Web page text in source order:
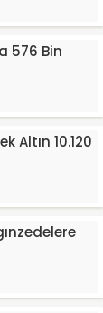
576 Bin
Altın 10.120